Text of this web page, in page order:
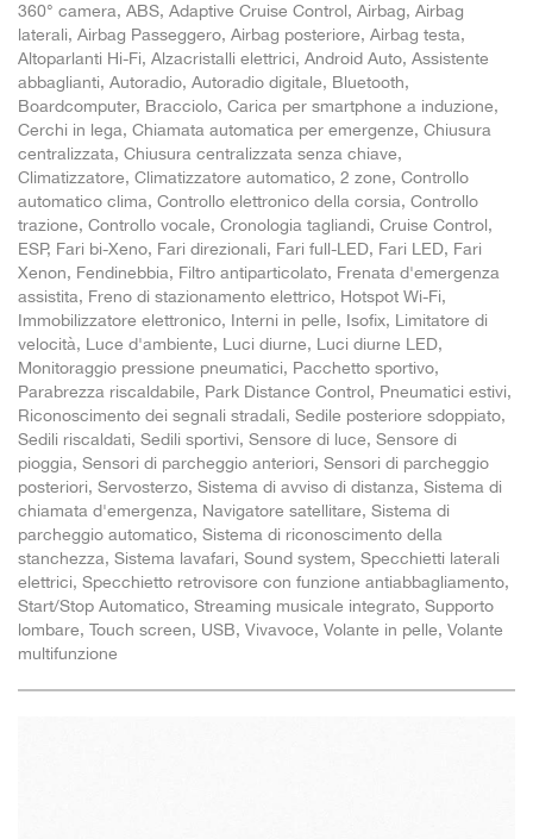
360° camera, ABS, Adaptive Cruise Control, Airbag, Airbag
laterali, Airbag Passeggero, Airbag posteriore, Airbag testa,
Altoparlanti Hi-Fi, Alzacristalli elettrici, Android Auto, Assistente
abbaglianti, Autoradio, Autoradio digitale, Bluetooth,
Boardcomputer, Bracciolo, Carica per smartphone a induzione,
Cerchi in lega, Chiamata automatica per emergenze, Chiusura
centralizzata, Chiusura centralizzata senza chiave,
Climatizzatore, Climatizzatore automatico, 2 zone, Controllo
automatico clima, Controllo elettronico della corsia, Controllo
trazione, Controllo vocale, Cronologia tagliandi, Cruise Control,
ESP, Fari bi-Xeno, Fari direzionali, Fari full-LED, Fari LED, Fari
Xenon, Fendinebbia, Filtro antiparticolato, Frenata d'emergenza
assistita, Freno di stazionamento elettrico, Hotspot Wi-Fi,
Immobilizzatore elettronico, Interni in pelle, Isofix, Limitatore di
velocità, Luce d'ambiente, Luci diurne, Luci diurne LED,
Monitoraggio pressione pneumatici, Pacchetto sportivo,
Parabrezza riscaldabile, Park Distance Control, Pneumatici estivi,
Riconoscimento dei segnali stradali, Sedile posteriore sdoppiato,
Sedili riscaldati, Sedili sportivi, Sensore di luce, Sensore di
pioggia, Sensori di parcheggio anteriori, Sensori di parcheggio
posteriori, Servosterzo, Sistema di avviso di distanza, Sistema di
chiamata d'emergenza, Navigatore satellitare, Sistema di
parcheggio automatico, Sistema di riconoscimento della
stanchezza, Sistema lavafari, Sound system, Specchietti laterali
elettrici, Specchietto retrovisore con funzione antiabbagliamento,
Start/Stop Automatico, Streaming musicale integrato, Supporto
lombare, Touch screen, USB, Vivavoce, Volante in pelle, Volante
multifunzione